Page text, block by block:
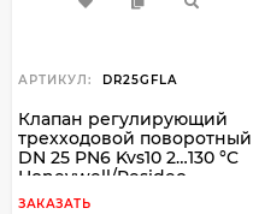
АРТИКУЛ: DR25GFLA
Клапан регулирующий
трехходовой поворотный
DN 25 PN6 Kvs10 2…130 °C
Honeywell/Resideo
DR25GFLA
ЗАКАЗАТЬ